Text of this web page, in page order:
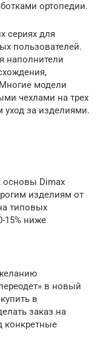
ортопедии.
сериях для
пользователей.
наполнители
модели
чехлами на трех
уход за изделиями.
основы Dimax
изделиям от
типовых
15% ниже
в новый
в
заказ на
конкретные